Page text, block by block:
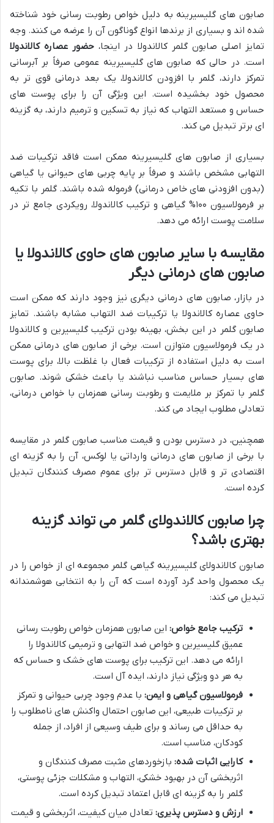
صابون های گلیسیرینه به دلیل خواص رطوبت رسانی خود شناخته
شده اند و بسیاری از برندها انواع گوناگون آن را عرضه می کنند. وجه
تمایز اصلی صابون گلمر کالاندولا در اینجا، حضور عصاره کالاندولا
است. در حالی که صابون های گلیسیرینه عمومی صرفاً بر آبرسانی
تمرکز دارند، گلمر با افزودن کالاندولا، یک بعد درمانی قوی تر به
محصول خود بخشیده است. این ویژگی آن را برای پوست های
حساس و مستعد التهاب که نیاز به تسکین و ترمیم دارند، به گزینه
ای برتر تبدیل می کند.
بسیاری از صابون های گلیسیرینه ممکن است فاقد ترکیبات ضد
التهابی مشخص باشند و صرفاً بر پایه چربی های حیوانی یا گیاهی
(بدون افزودنی های خاص درمانی) فرموله شده باشند. گلمر با تکیه
بر فرمولاسیون ۱۰۰% گیاهی و ترکیب کالاندولا، رویکردی جامع تر در
سلامت پوست ارائه می دهد.
مقایسه با سایر صابون های حاوی کالاندولا یا
صابون های درمانی دیگر
در بازار، صابون های درمانی دیگری نیز وجود دارند که ممکن است
حاوی عصاره کالاندولا یا ترکیبات ضد التهاب مشابه باشند. تمایز
صابون گلمر در این بخش، بهینه بودن ترکیب گلیسیرین و کالاندولا
در یک فرمولاسیون متوازن است. برخی از صابون های درمانی ممکن
است به دلیل استفاده از ترکیبات فعال با غلظت بالا، برای پوست
های بسیار حساس مناسب نباشند یا باعث خشکی شوند. صابون
گلمر با تمرکز بر ملایمت و رطوبت رسانی همزمان با خواص درمانی،
تعادلی مطلوب ایجاد می کند.
همچنین، در دسترس بودن و قیمت مناسب صابون گلمر در مقایسه
با برخی از صابون های درمانی وارداتی یا لوکس، آن را به گزینه ای
اقتصادی تر و قابل دسترس تر برای عموم مصرف کنندگان تبدیل
کرده است.
چرا صابون کالاندولای گلمر می تواند گزینه
بهتری باشد؟
صابون کالاندولای گلیسیرینه گیاهی گلمر مجموعه ای از خواص را در
یک محصول واحد گرد آورده است که آن را به انتخابی هوشمندانه
تبدیل می کند:
ترکیب جامع خواص: این صابون همزمان خواص رطوبت رسانی
عمیق گلیسیرین و خواص ضد التهابی و ترمیمی کالاندولا را
ارائه می دهد. این ترکیب برای پوست های خشک و حساس که
به هر دو ویژگی نیاز دارند، ایده آل است.
فرمولاسیون گیاهی و ایمن: با عدم وجود چربی حیوانی و تمرکز
بر ترکیبات طبیعی، این صابون احتمال واکنش های نامطلوب را
به حداقل می رساند و برای طیف وسیعی از افراد، از جمله
کودکان، مناسب است.
کارایی اثبات شده: بازخوردهای مثبت مصرف کنندگان و
اثربخشی آن در بهبود خشکی، التهاب و مشکلات جزئی پوستی،
گلمر را به گزینه ای قابل اعتماد تبدیل کرده است.
ارزش و دسترس پذیری: تعادل میان کیفیت، اثربخشی و قیمت